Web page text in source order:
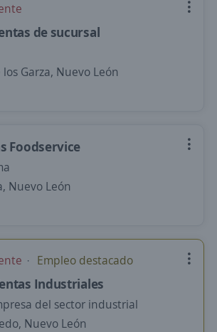
de sucursal
Garza, Nuevo León
Foodservice
Nuevo León
Empleo destacado
Industriales
del sector industrial
Nuevo León